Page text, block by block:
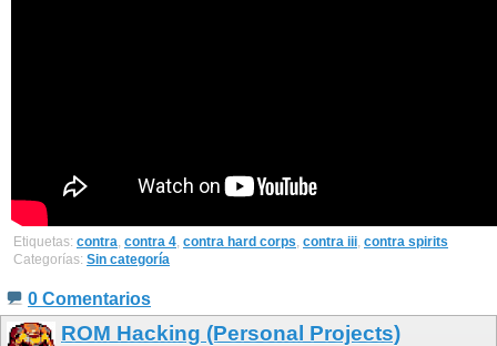
Etiquetas: contra, contra 4, contra hard corps, contra iii, contra spirits
Categorías: Sin categoría
0 Comentarios
ROM Hacking (Personal Projects)